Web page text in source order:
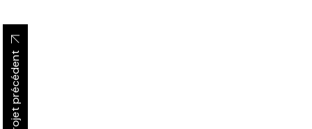
Projet précédent